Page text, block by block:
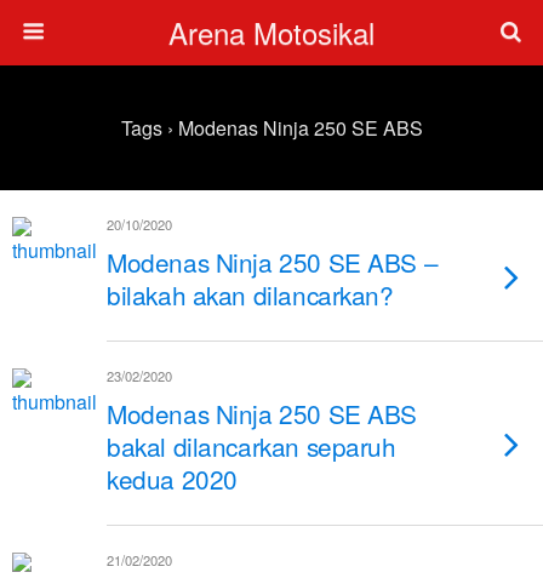
Arena Motosikal
Tags › Modenas Ninja 250 SE ABS
20/10/2020
Modenas Ninja 250 SE ABS –
bilakah akan dilancarkan?
23/02/2020
Modenas Ninja 250 SE ABS
bakal dilancarkan separuh
kedua 2020
21/02/2020